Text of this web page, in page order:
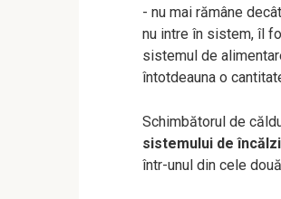
- nu mai rămâne
nu intre în sistem, îl
sistemul de
întotdeauna o
Schimbătorul de
sistemului de
într-unul din cele